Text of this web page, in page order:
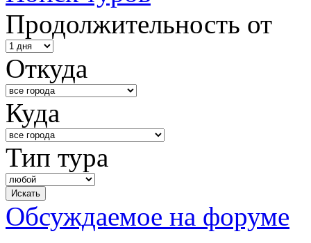
Продолжительность от
Откуда
Куда
Тип тура
Обсуждаемое на форуме